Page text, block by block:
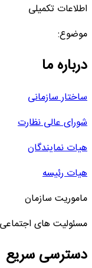
اطلاعات تکمیلی
موضوع:
درباره ما
ساختار سازمانی
شورای عالی نظارت
هیات نمایندگان
هیات رئیسه
ماموریت سازمان
مسئولیت های اجتماعی
دسترسی سریع